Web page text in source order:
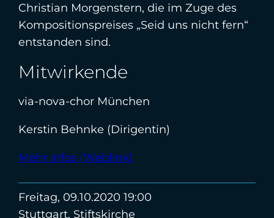
Christian Morgenstern, die im Zuge des
Kompositionspreises „Seid uns nicht fern“
entstanden sind.
Mitwirkende
via-nova-chor München
Kerstin Behnke (Dirigentin)
Mehr Infos (Weblink)
Freitag, 09.10.2020 19:00
Stuttgart, Stiftskirche